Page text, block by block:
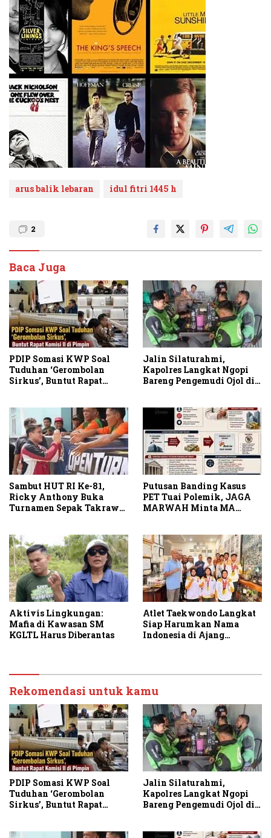
arus balik lebaran idul fitri 1445 h
2
Baca Juga
PDIP Somasi KWP Soal
Tuduhan ‘Gerombolan
Sirkus’, Buntut Rapat
Jalin Silaturahmi,
Kapolres Langkat Ngopi
Bareng Pengemudi Ojol di
Sambut HUT RI Ke-81,
Ricky Anthony Buka
Turnamen Sepak Takraw
Putusan Banding Kasus
PET Tuai Polemik, JAGA
MARWAH Minta MA
Aktivis Lingkungan:
Mafia di Kawasan SM
KGLTL Harus Diberantas
Atlet Taekwondo Langkat
Siap Harumkan Nama
Indonesia di Ajang
Rekomendasi untuk kamu
PDIP Somasi KWP Soal
Tuduhan ‘Gerombolan
Sirkus’, Buntut Rapat
Jalin Silaturahmi,
Kapolres Langkat Ngopi
Bareng Pengemudi Ojol di